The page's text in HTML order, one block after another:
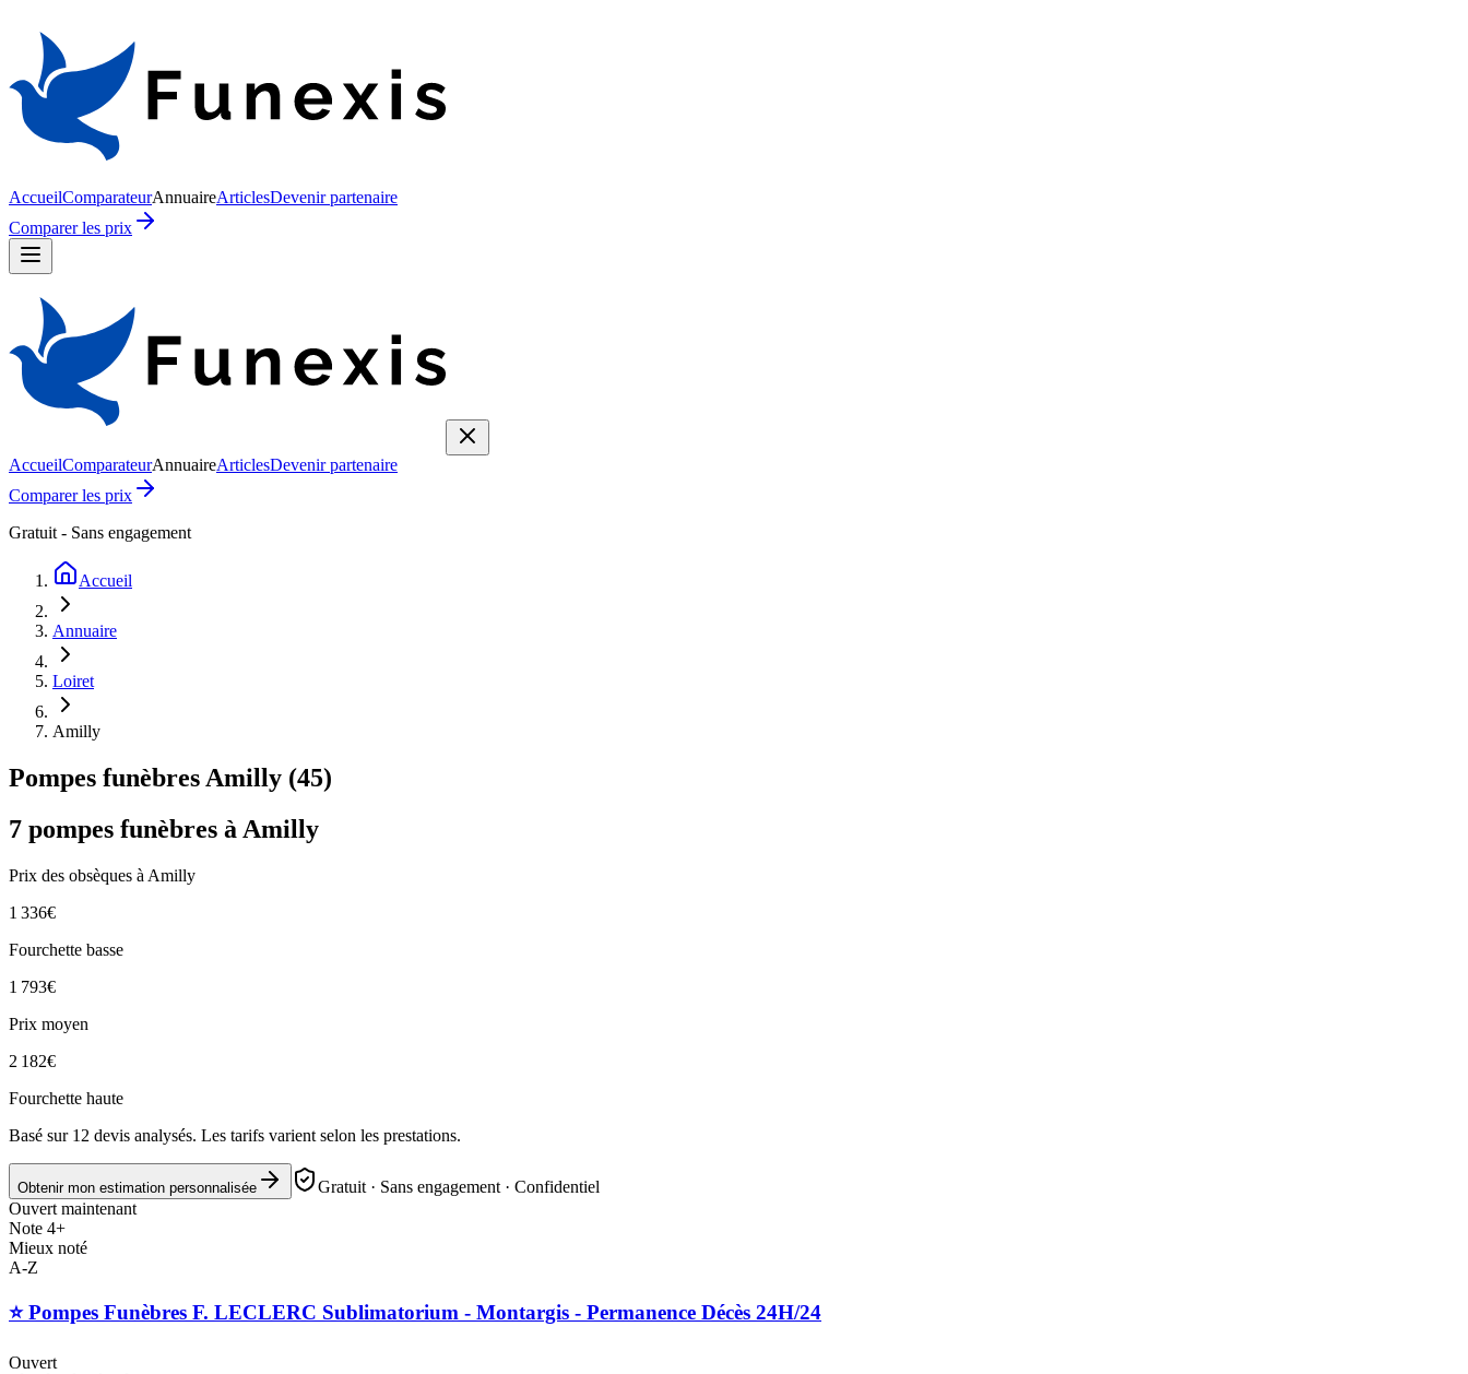
AccueilComparateurAnnuaireArticlesDevenir partenaire
Comparer les prix
AccueilComparateurAnnuaireArticlesDevenir partenaire
Comparer les prix
Gratuit - Sans engagement
Accueil
Annuaire
Loiret
Amilly
Pompes funèbres Amilly (45)
7 pompes funèbres à Amilly
Prix des obsèques à Amilly
1 336€
Fourchette basse
1 793€
Prix moyen
2 182€
Fourchette haute
Basé sur 12 devis analysés. Les tarifs varient selon les prestations.
Obtenir mon estimation personnalisée
Gratuit · Sans engagement · Confidentiel
Ouvert maintenant
Note 4+
Mieux noté
A-Z
⭐️ Pompes Funèbres F. LECLERC Sublimatorium - Montargis - Permanence Décès 24H/24
Ouvert